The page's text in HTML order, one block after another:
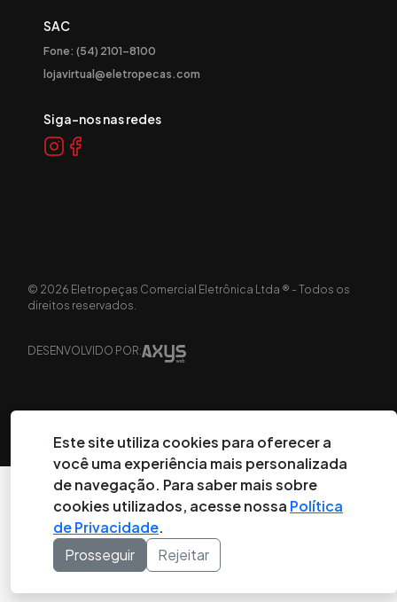
SAC
Fone: (54) 2101-8100
lojavirtual@eletropecas.com
Siga-nos nas redes
© 2026 Eletropeças Comercial Eletrônica Ltda ® - Todos os
direitos reservados.
DESENVOLVIDO POR:
Este site utiliza cookies para oferecer a
você uma experiência mais personalizada
de navegação. Para saber mais sobre
cookies utilizados, acesse nossa Política
de Privacidade.
Prosseguir
Rejeitar